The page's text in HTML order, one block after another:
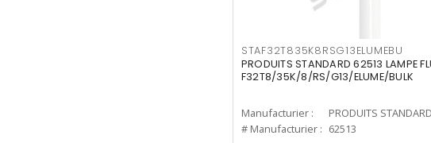
STAF32T835K8RSG13ELUMEBU
PRODUITS STANDARD 62513 LAMPE
F32T8/35K/8/RS/G13/ELUME/BULK
Manufacturier :
PRODUITS STANDARD
# Manufacturier : 62513